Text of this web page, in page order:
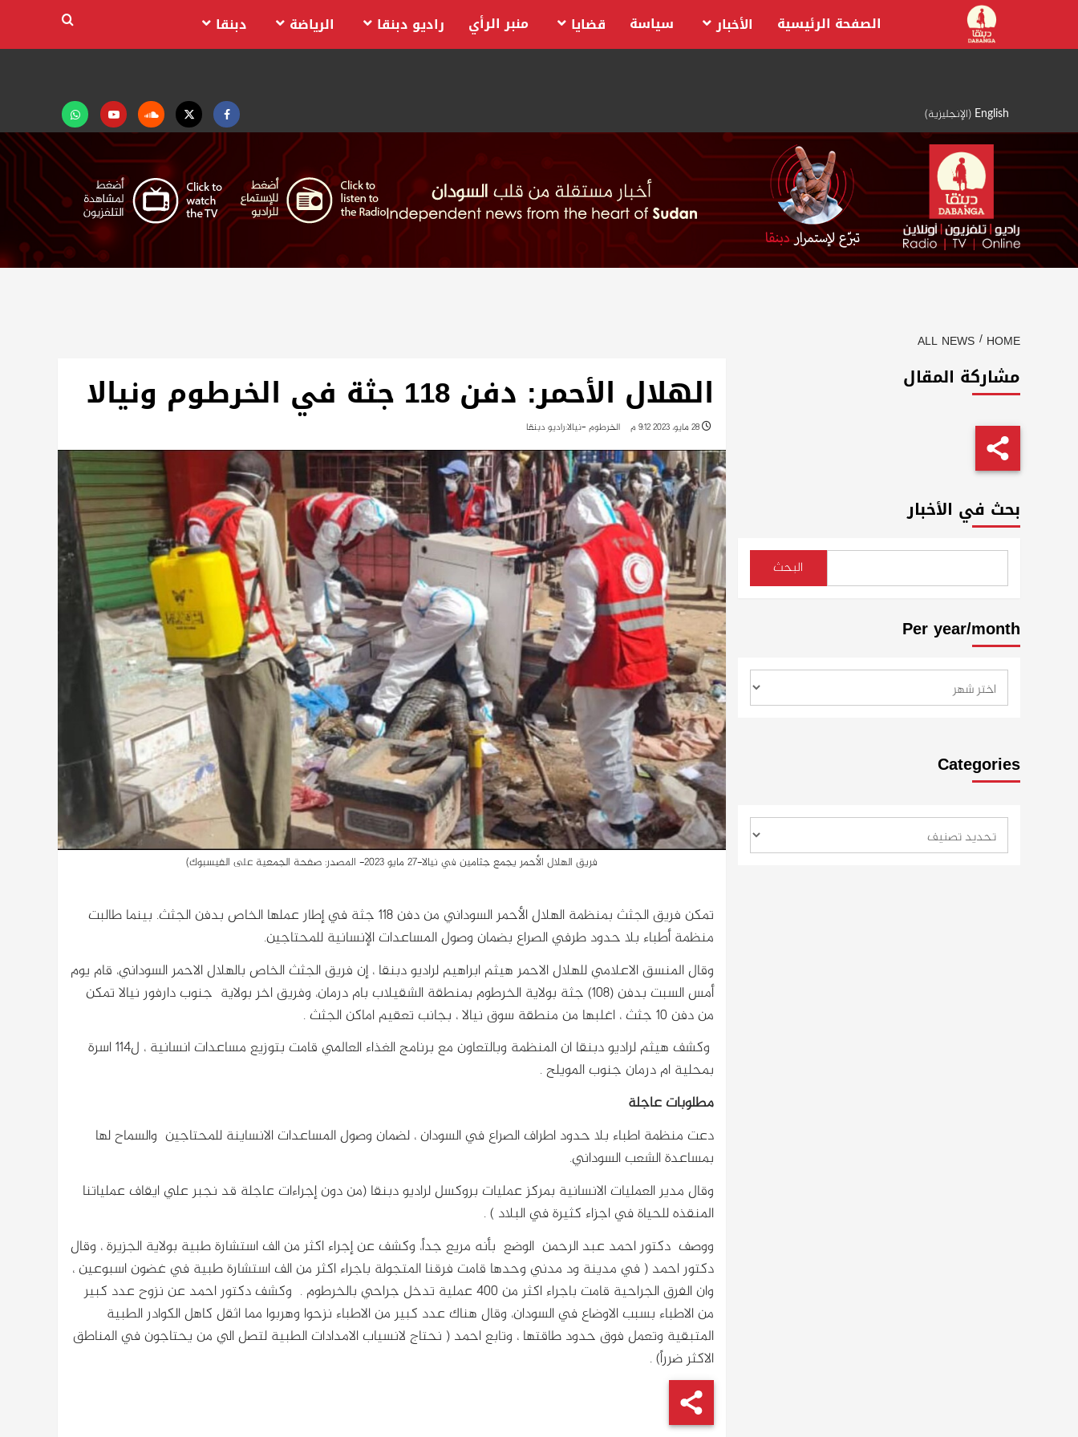
content
English
(الإنجليزية)
Facebook
Twitter
Soundcloud
Youtubeتابعنا
على
واتساب
الصفحة الرئيسية الأخبار سياسة قضايا منبر الرأي راديو دبنقا الرياضة دبنقا
HOME
ALL NEWS
الهلال الأحمر: دفن 118 جثة في الخرطوم ونيالا
28 مايو، 2023 9:12 م الخرطوم -نيالا:راديو دبنقا
فريق الهلال الأحمر يجمع جثامين في نيالا-27 مايو 2023- المصدر: صفحة الجمعية على الفيسبوك)
تمكن فريق الجثث بمنظمة الهلال الأحمر السوداني من دفن 118 جثة في إطار عملها الخاص بدفن الجثث. بينما طالبت
منظمة أطباء بلا حدود طرفي الصراع بضمان وصول المساعدات الإنسانية للمحتاجين.
وقال المنسق الاعلامي للهلال الاحمر هيثم ابراهيم لراديو دبنقا ، إن فريق الجثث الخاص بالهلال الاحمر السوداني، قام يوم
أمس السبت بدفن (108) جثة بولاية الخرطوم بمنطقة الشقيلاب بام درمان، وفريق اخر بولاية جنوب دارفور نيالا تمكن
من دفن 10 جثث ، اغلبها من منطقة سوق نيالا ، بجانب تعقيم اماكن الجثث .
وكشف هيثم لراديو دبنقا ان المنظمة وبالتعاون مع برنامج الغذاء العالمي قامت بتوزيع مساعدات انسانية ، ل114 اسرة
بمحلية ام درمان جنوب المويلح .
مطلوبات عاجلة
دعت منظمة اطباء بلا حدود اطراف الصراع في السودان ، لضمان وصول المساعدات الانساينة للمحتاجين والسماح لها
بمساعدة الشعب السوداني.
وقال مدير العمليات الانسانية بمركز عمليات بروكسل لراديو دبنقا (من دون إجراءات عاجلة قد نجبر علي ايقاف عملياتنا
المنقذه للحياة في اجزاء كثيرة في البلاد ) .
ووصف دكتور احمد عبد الرحمن الوضع بأنه مريع جداً، وكشف عن إجراء اكثر من الف استشارة طبية بولاية الجزيرة ، وقال
دكتور احمد ( في مدينة ود مدني وحدها قامت فرقنا المتجولة باجراء اكثر من الف استشارة طبية في غضون اسبوعين ،
وان الفرق الجراحية قامت باجراء اكثر من 400 عملية تدخل جراحي بالخرطوم . وكشف دكتور احمد عن نزوح عدد كبير
من الاطباء بسبب الاوضاع في السودان، وقال هناك عدد كبير من الاطباء نزحوا وهربوا مما اثقل كاهل الكوادر الطبية
المتبقية وتعمل فوق حدود طاقتها ، وتابع احمد ( نحتاج لانسياب الامدادات الطبية لتصل الي من يحتاجون في المناطق
الاكثر ضرراً) .
مشاركة المقال
بحث في الأخبار
البحث
Per year/month
Categories